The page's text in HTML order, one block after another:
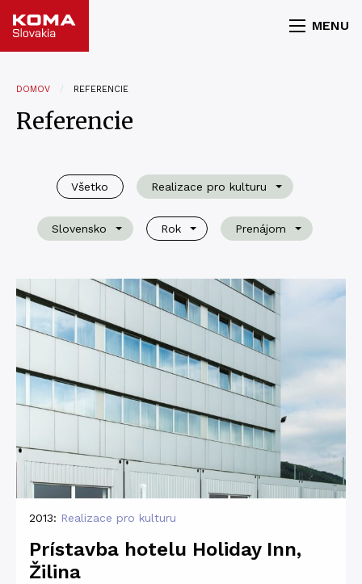
MENU
DOMOV REFERENCIE
Referencie
Všetko Realizace pro kulturu
Slovensko Rok Prenájom
2013: Realizace pro kulturu
Prístavba hotelu Holiday Inn,
Žilina